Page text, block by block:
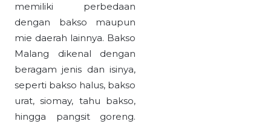
memiliki perbedaan
dengan bakso maupun
mie daerah lainnya. Bakso
Malang dikenal dengan
beragam jenis dan isinya,
seperti bakso halus, bakso
urat, siomay, tahu bakso,
hingga pangsit goreng.